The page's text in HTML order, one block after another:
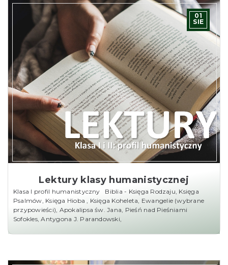
01
SIE
Lektury klasy humanistycznej
Klasa I profil humanistyczny Biblia - Księga Rodzaju, Księga
Psalmów, Księga Hioba , Księga Koheleta, Ewangelie (wybrane
przypowieści), Apokalipsa św. Jana, Pieśń nad Pieśniami
Sofokles, Antygona J. Parandowski,